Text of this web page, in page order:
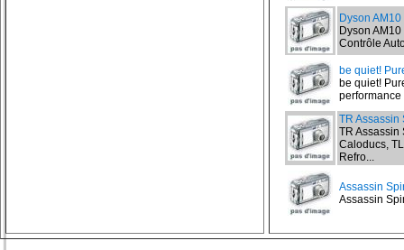
Dyson AM10
Dyson
Contrôle
be quiet!
be quiet!
performance
TR Assassin
TR Assassin
Caloducs,
Refro...
Assassin
Assassin